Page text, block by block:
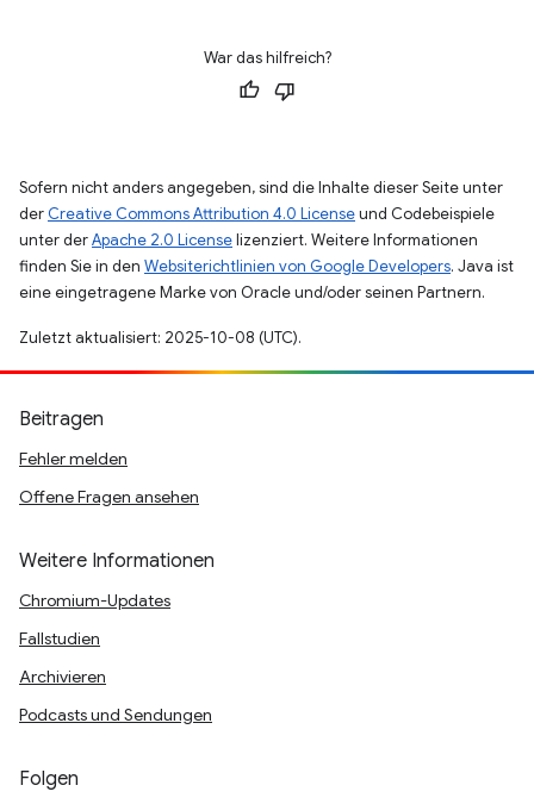
War das hilfreich?
Sofern nicht anders angegeben, sind die Inhalte dieser Seite unter
der Creative Commons Attribution 4.0 Licenseund Codebeispiele
unter derApache 2.0 Licenselizenziert. Weitere Informationen
finden Sie in den Websiterichtlinien von Google Developers. Java ist
eine eingetragene Marke von Oracle und/oder seinen Partnern.
Zuletzt aktualisiert: 2025-10-08 (UTC).
Beitragen
Fehler melden
Offene Fragen ansehen
Weitere Informationen
Chromium-Updates
Fallstudien
Archivieren
Podcasts und Sendungen
Folgen